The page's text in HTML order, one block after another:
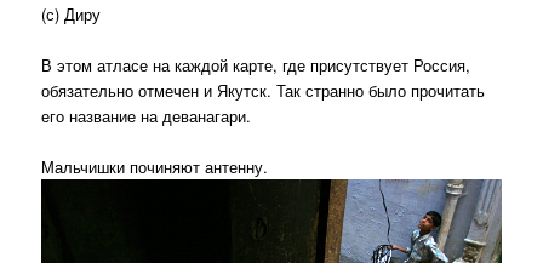
(с) Диру
В этом атласе на каждой карте, где присутствует Россия,
обязательно отмечен и Якутск. Так странно было прочитать
его название на деванагари.
Мальчишки починяют антенну.